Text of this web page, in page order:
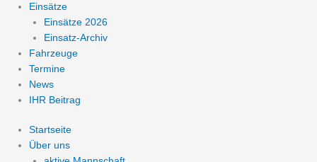
Einsätze
Einsätze 2026
Einsatz-Archiv
Fahrzeuge
Termine
News
IHR Beitrag
Startseite
Über uns